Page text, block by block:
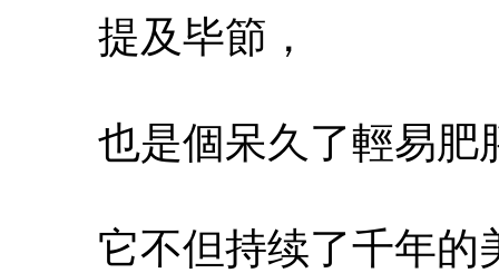
提及毕節，
也是個呆久了輕易肥
它不但持续了千年的